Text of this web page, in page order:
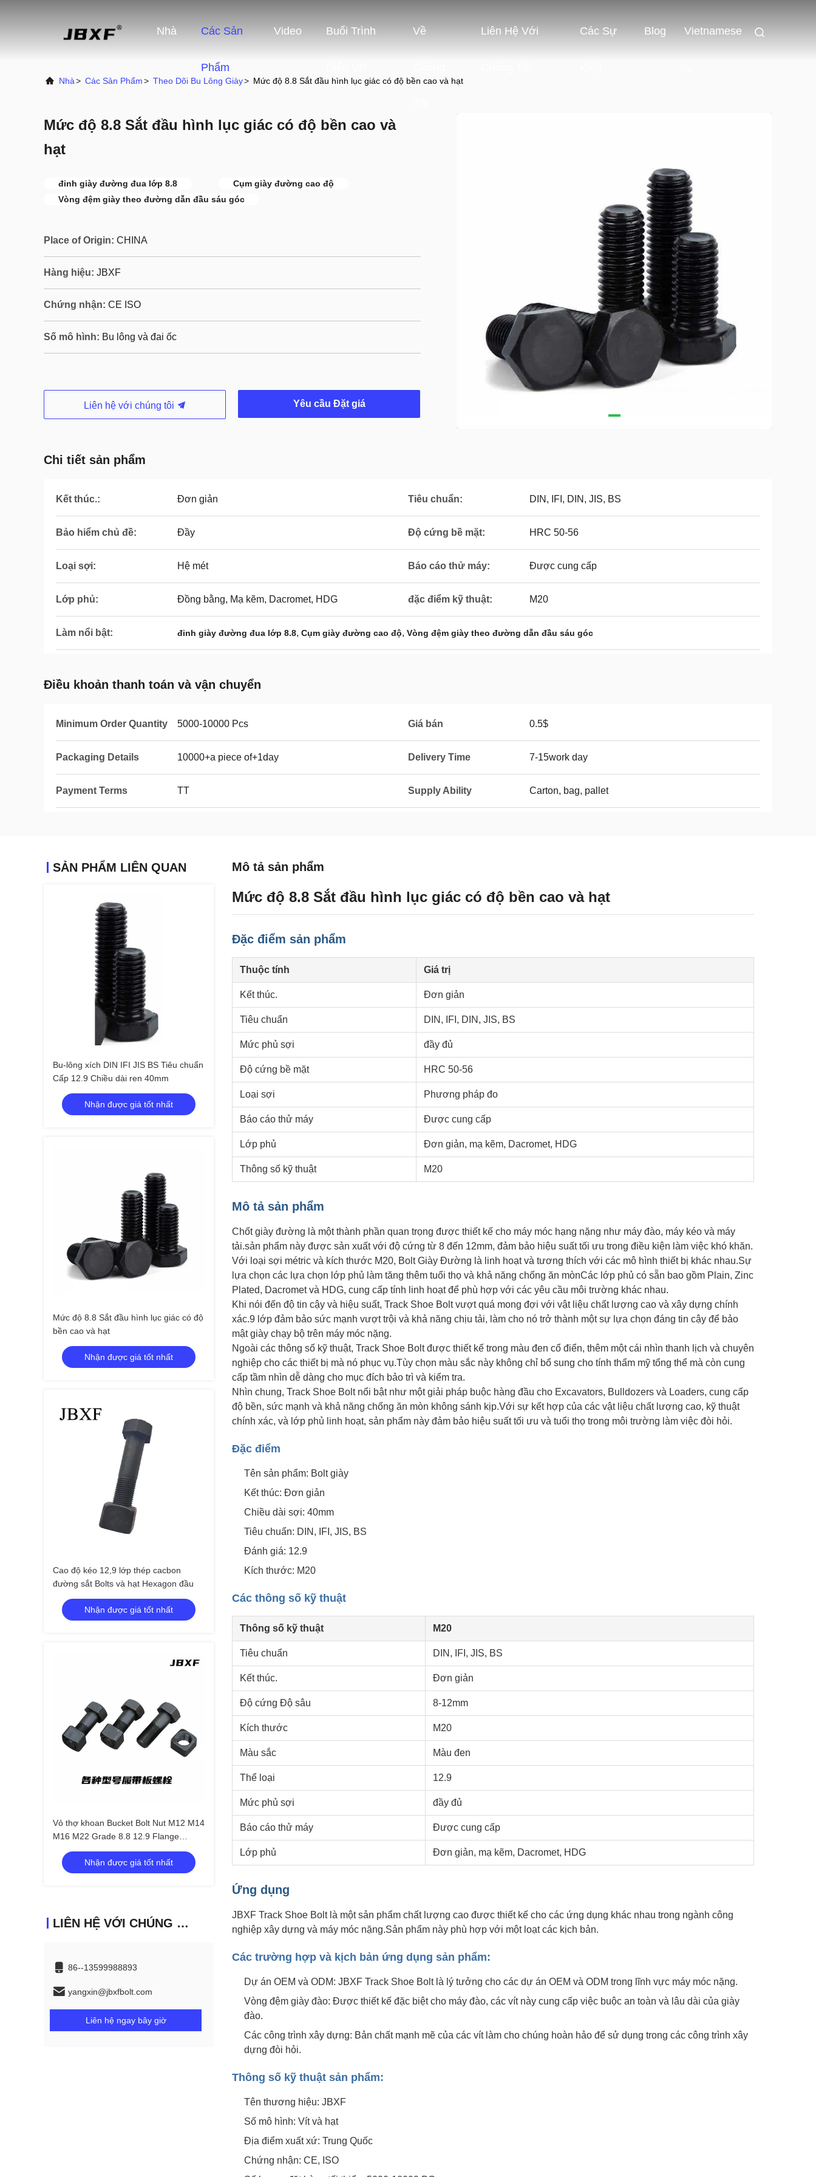
Nhà Các Sản
Phẩm
Video Buổi Trình Về Liên Hệ Với Các Sự Blog Vietnamese
Nhà> Các Sản Phẩm> Theo Dõi Bu Lông Giày> Mức độ 8.8 Sắt đầu hình lục giác có độ bền cao và hạt
Mức độ 8.8 Sắt đầu hình lục giác có độ bền cao và
hạt
đinh giày đường đua lớp 8.8
Cụm giày đường cao độ
Vòng đệm giày theo đường dẫn đầu sáu góc
Place of Origin: CHINA
Hàng hiệu: JBXF
Chứng nhận: CE ISO
Số mô hình: Bu lông và đai ốc
Liên hệ với chúng tôi Yêu cầu Đặt giá
Chi tiết sản phẩm
Kết thúc.: Đơn giản Tiêu chuẩn: DIN, IFI, DIN, JIS, BS
Bảo hiểm chủ đề: Đầy Độ cứng bề mặt: HRC 50-56
Loại sợi: Hệ mét Báo cáo thử máy: Được cung cấp
Lớp phủ: Đồng bằng, Mạ kẽm, Dacromet, HDG đặc điểm kỹ thuật: M20
Làm nổi bật: đinh giày đường đua lớp 8.8, Cụm giày đường cao độ, Vòng đệm giày theo đường dẫn đầu sáu góc
Điều khoản thanh toán và vận chuyển
Minimum Order Quantity 5000-10000 Pcs Giá bán 0.5$
Packaging Details 10000+a piece of+1day Delivery Time 7-15work day
Payment Terms TT Supply Ability Carton, bag, pallet
SẢN PHẨM LIÊN QUAN
Bu-lông xích DIN IFI JIS BS Tiêu chuẩn
Cấp 12.9 Chiều dài ren 40mm
Nhận được giá tốt nhất
Mức độ 8.8 Sắt đầu hình lục giác có độ
bền cao và hạt
Nhận được giá tốt nhất
Cao độ kéo 12,9 lớp thép cacbon
đường sắt Bolts và hạt Hexagon đầu
Nhận được giá tốt nhất
Vỏ thợ khoan Bucket Bolt Nut M12 M14
M16 M22 Grade 8.8 12.9 Flange
Grader Blade Fasteners Bolts And Nuts
Nhận được giá tốt nhất
LIÊN HỆ VỚI CHÚNG TÔI
86--13599988893
yangxin@jbxfbolt.com
Liên hệ ngay bây giờ
Mô tả sản phẩm
Mức độ 8.8 Sắt đầu hình lục giác có độ bền cao và hạt
Đặc điểm sản phẩm
Thuộc tính Giá trị
Kết thúc. Đơn giản
Tiêu chuẩn DIN, IFI, DIN, JIS, BS
Mức phủ sợi đầy đủ
Độ cứng bề mặt HRC 50-56
Loại sợi Phương pháp đo
Báo cáo thử máy Được cung cấp
Lớp phủ Đơn giản, mạ kẽm, Dacromet, HDG
Thông số kỹ thuật M20
Mô tả sản phẩm
Chốt giày đường là một thành phần quan trọng được thiết kế cho máy móc hạng nặng như máy đào, máy kéo và máy
tải.sản phẩm này được sản xuất với độ cứng từ 8 đến 12mm, đảm bảo hiệu suất tối ưu trong điều kiện làm việc khó khăn.
Với loại sợi métric và kích thước M20, Bolt Giày Đường là linh hoạt và tương thích với các mô hình thiết bị khác nhau.Sự
lựa chọn các lựa chọn lớp phủ làm tăng thêm tuổi thọ và khả năng chống ăn mònCác lớp phủ có sẵn bao gồm Plain, Zinc
Plated, Dacromet và HDG, cung cấp tính linh hoạt để phù hợp với các yêu cầu môi trường khác nhau.
Khi nói đến độ tin cậy và hiệu suất, Track Shoe Bolt vượt quá mong đợi với vật liệu chất lượng cao và xây dựng chính
xác.9 lớp đảm bảo sức mạnh vượt trội và khả năng chịu tải, làm cho nó trở thành một sự lựa chọn đáng tin cậy để bảo
mật giày chạy bộ trên máy móc nặng.
Ngoài các thông số kỹ thuật, Track Shoe Bolt được thiết kế trong màu đen cổ điển, thêm một cái nhìn thanh lịch và chuyên
nghiệp cho các thiết bị mà nó phục vụ.Tùy chọn màu sắc này không chỉ bổ sung cho tính thẩm mỹ tổng thể mà còn cung
cấp tầm nhìn dễ dàng cho mục đích bảo trì và kiểm tra.
Nhìn chung, Track Shoe Bolt nổi bật như một giải pháp buộc hàng đầu cho Excavators, Bulldozers và Loaders, cung cấp
độ bền, sức mạnh và khả năng chống ăn mòn không sánh kịp.Với sự kết hợp của các vật liệu chất lượng cao, kỹ thuật
chính xác, và lớp phủ linh hoạt, sản phẩm này đảm bảo hiệu suất tối ưu và tuổi thọ trong môi trường làm việc đòi hỏi.
Đặc điểm
Tên sản phẩm: Bolt giày
Kết thúc: Đơn giản
Chiều dài sợi: 40mm
Tiêu chuẩn: DIN, IFI, JIS, BS
Đánh giá: 12.9
Kích thước: M20
Các thông số kỹ thuật
Thông số kỹ thuật M20
Tiêu chuẩn DIN, IFI, JIS, BS
Kết thúc. Đơn giản
Độ cứng Độ sâu 8-12mm
Kích thước M20
Màu sắc Màu đen
Thể loại 12.9
Mức phủ sợi đầy đủ
Báo cáo thử máy Được cung cấp
Lớp phủ Đơn giản, mạ kẽm, Dacromet, HDG
Ứng dụng
JBXF Track Shoe Bolt là một sản phẩm chất lượng cao được thiết kế cho các ứng dụng khác nhau trong ngành công
nghiệp xây dựng và máy móc nặng.Sản phẩm này phù hợp với một loạt các kịch bản.
Các trường hợp và kịch bản ứng dụng sản phẩm:
Dự án OEM và ODM: JBXF Track Shoe Bolt là lý tưởng cho các dự án OEM và ODM trong lĩnh vực máy móc nặng.
Vòng đệm giày đào: Được thiết kế đặc biệt cho máy đào, các vít này cung cấp việc buộc an toàn và lâu dài của giày
đào.
Các công trình xây dựng: Bản chất mạnh mẽ của các vít làm cho chúng hoàn hảo để sử dụng trong các công trình xây
dựng đòi hỏi.
Thông số kỹ thuật sản phẩm:
Tên thương hiệu: JBXF
Số mô hình: Vít và hạt
Địa điểm xuất xứ: Trung Quốc
Chứng nhận: CE, ISO